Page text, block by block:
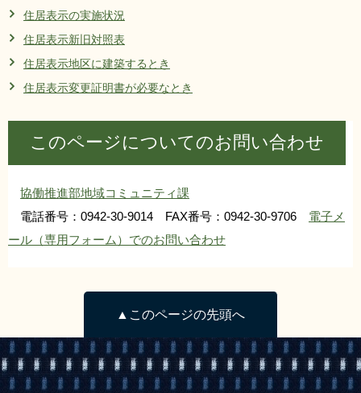
サイトマップ
RSS
サイトについて
住居表示の実施状況
住居表示新旧対照表
住居表示地区に建築するとき
住居表示変更証明書が必要なとき
このページについてのお問い合わせ
協働推進部地域コミュニティ課
電話番号：0942-30-9014 FAX番号：0942-30-9706 電子メ
ール（専用フォーム）でのお問い合わせ
▲このページの先頭へ